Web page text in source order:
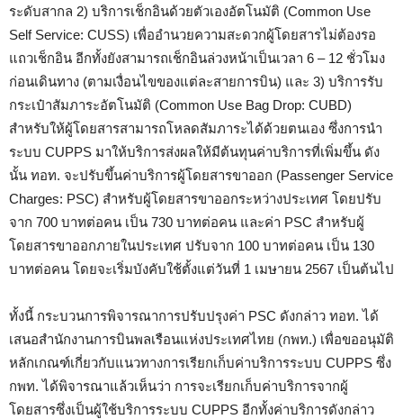
ระดับสากล 2) บริการเช็กอินด้วยตัวเองอัตโนมัติ (Common Use
Self Service: CUSS) เพื่ออำนวยความสะดวกผู้โดยสารไม่ต้องรอ
แถวเช็กอิน อีกทั้งยังสามารถเช็กอินล่วงหน้าเป็นเวลา 6 – 12 ชั่วโมง
ก่อนเดินทาง (ตามเงื่อนไขของแต่ละสายการบิน) และ 3) บริการรับ
กระเป๋าสัมภาระอัตโนมัติ (Common Use Bag Drop: CUBD)
สำหรับให้ผู้โดยสารสามารถโหลดสัมภาระได้ด้วยตนเอง ซึ่งการนํา
ระบบ CUPPS มาให้บริการส่งผลให้มีต้นทุนค่าบริการที่เพิ่มขึ้น ดัง
นั้น ทอท. จะปรับขึ้นค่าบริการผู้โดยสารขาออก (Passenger Service
Charges: PSC) สำหรับผู้โดยสารขาออกระหว่างประเทศ โดยปรับ
จาก 700 บาทต่อคน เป็น 730 บาทต่อคน และค่า PSC สำหรับผู้
โดยสารขาออกภายในประเทศ ปรับจาก 100 บาทต่อคน เป็น 130
บาทต่อคน โดยจะเริ่มบังคับใช้ตั้งแต่วันที่ 1 เมษายน 2567 เป็นต้นไป
ทั้งนี้ กระบวนการพิจารณาการปรับปรุงค่า PSC ดังกล่าว ทอท. ได้
เสนอสำนักงานการบินพลเรือนแห่งประเทศไทย (กพท.) เพื่อขออนุมัติ
หลักเกณฑ์เกี่ยวกับแนวทางการเรียกเก็บค่าบริการระบบ CUPPS ซึ่ง
กพท. ได้พิจารณาแล้วเห็นว่า การจะเรียกเก็บค่าบริการจากผู้
โดยสารซึ่งเป็นผู้ใช้บริการระบบ CUPPS อีกทั้งค่าบริการดังกล่าว